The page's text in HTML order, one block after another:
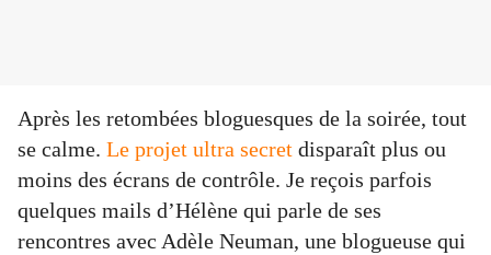
Après les retombées bloguesques de la soirée, tout
se calme. Le projet ultra secret disparaît plus ou
moins des écrans de contrôle. Je reçois parfois
quelques mails d’Hélène qui parle de ses
rencontres avec Adèle Neuman, une blogueuse qui